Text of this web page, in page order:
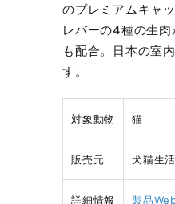
のプレミアムキャ
レバーの4種の生
も配合。日本の室
す。
対象動物 猫
販売元 犬猫生
詳細情報 製品